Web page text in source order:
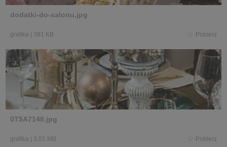
dodatki-do-salonu.jpg
grafika 381 KB Pobierz
0T5A7148.jpg
grafika 3,01 MB Pobierz